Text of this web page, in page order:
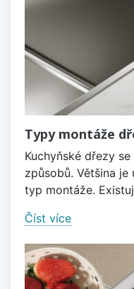
Typy montáže
Kuchyňské dřezy
způsobů. Většina
typ montáže.
Číst více